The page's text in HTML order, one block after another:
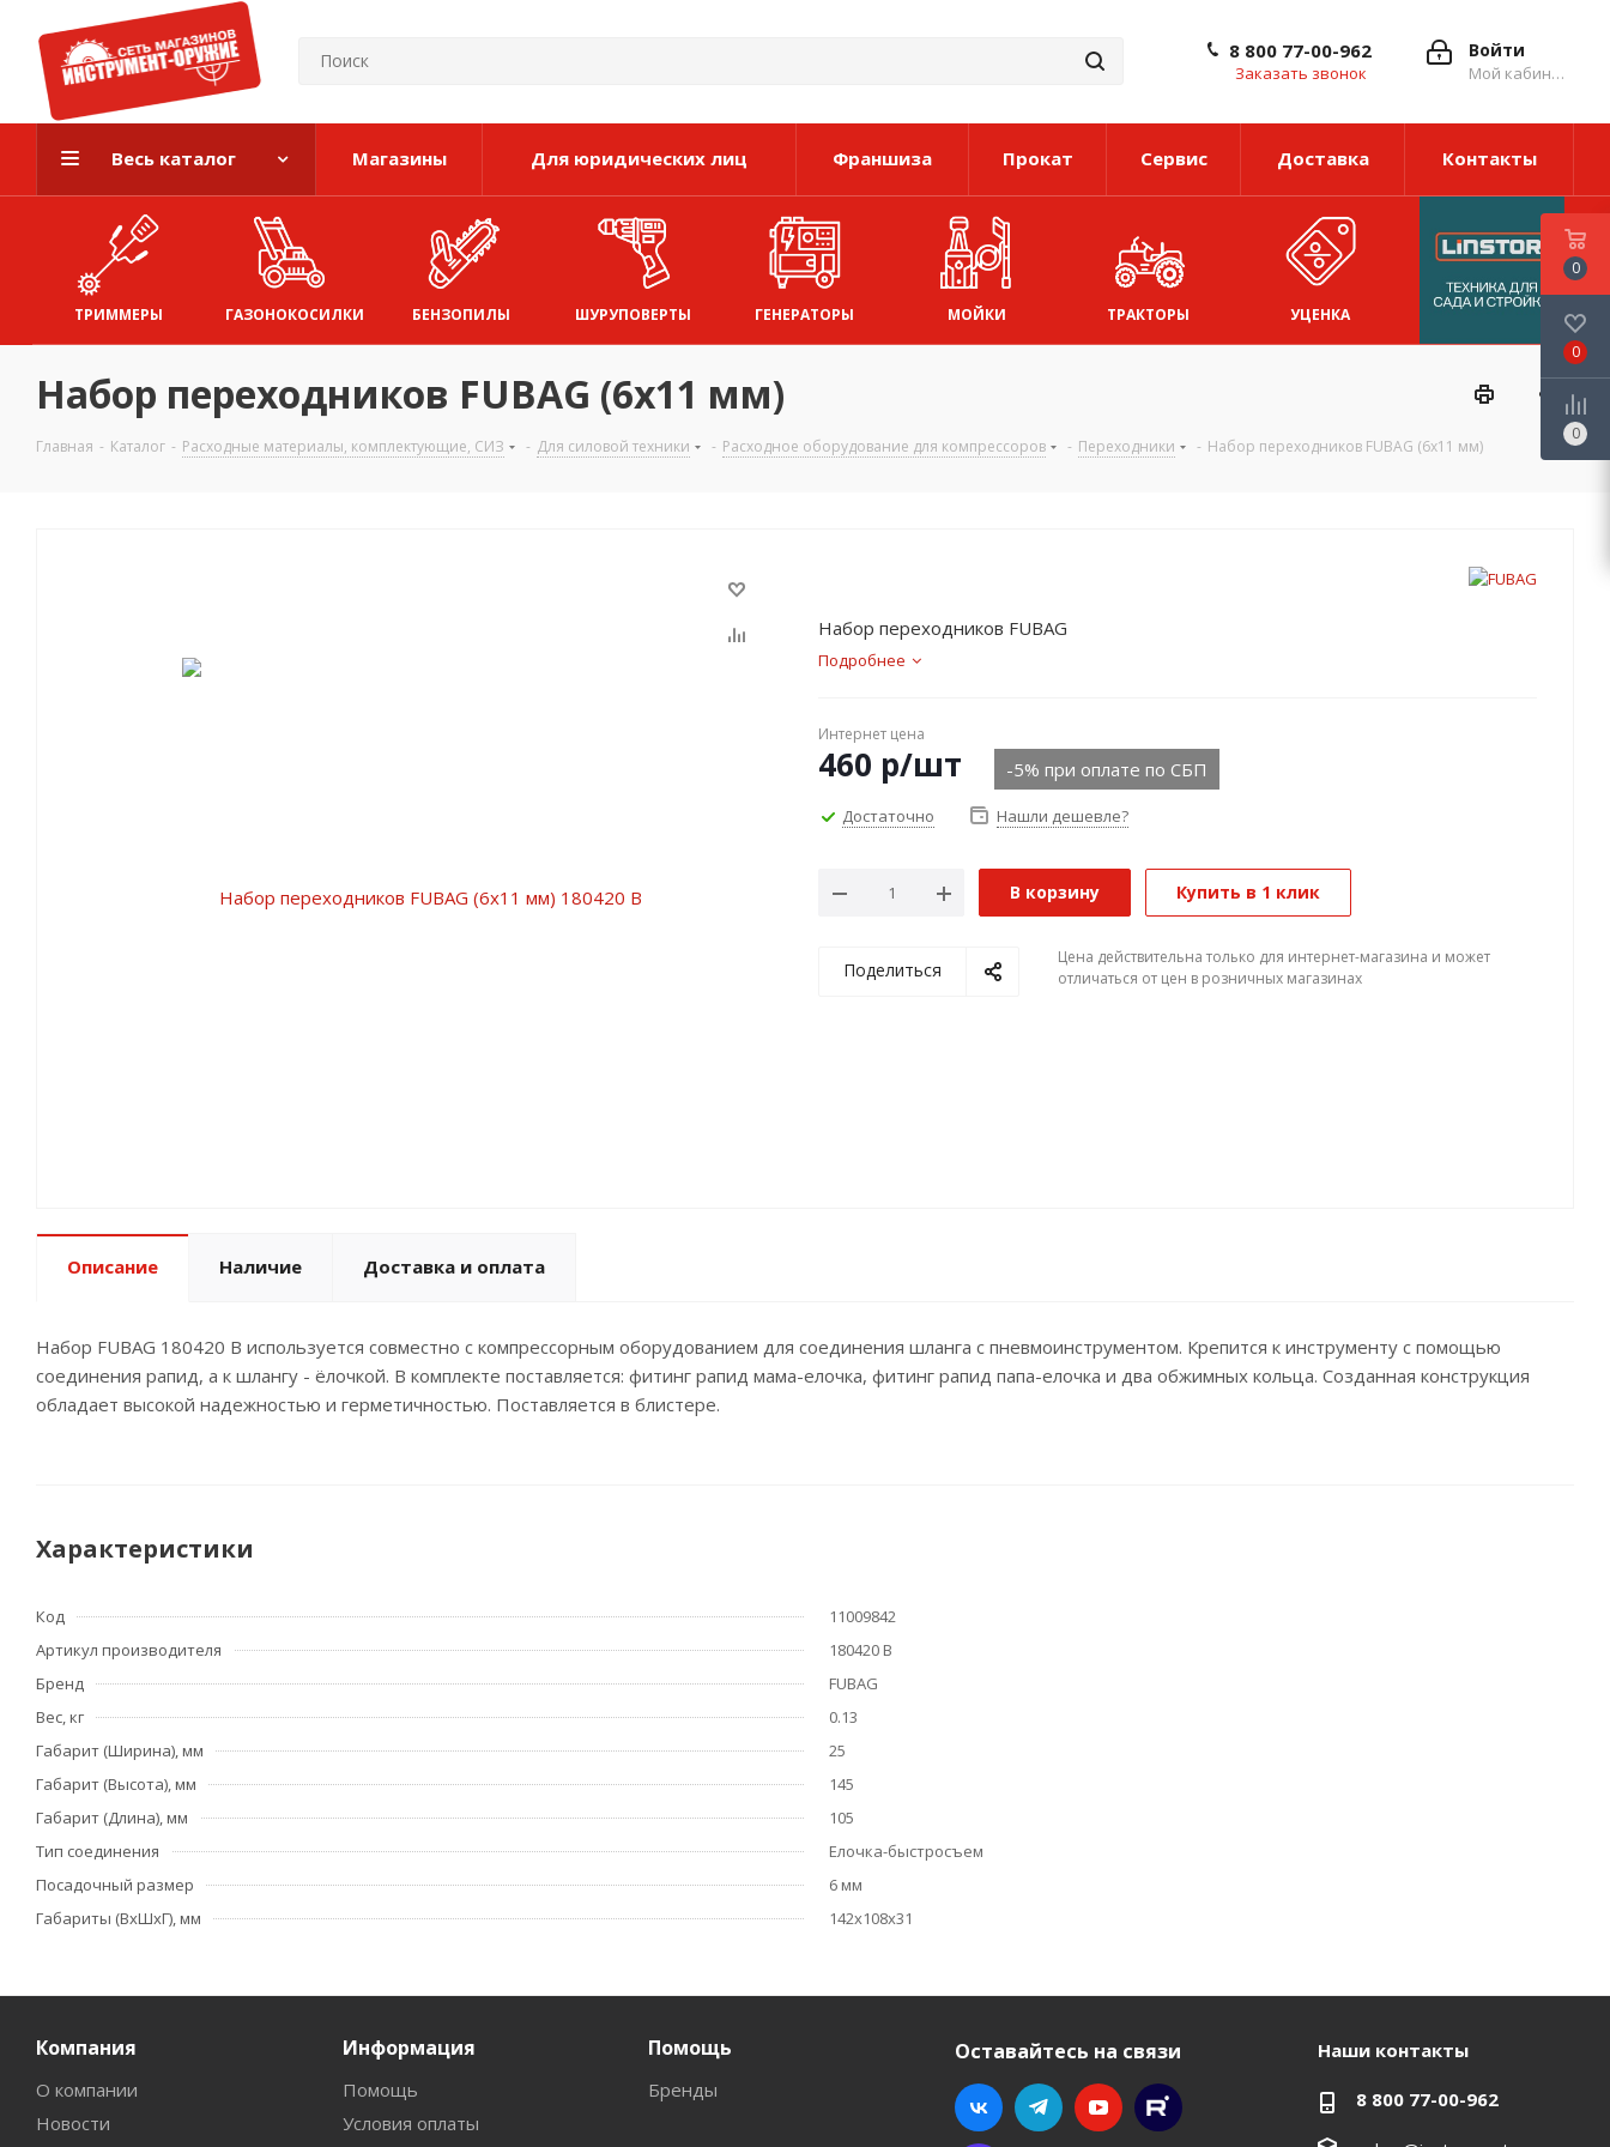
Войти
Мой кабинет
8 800 77-00-962
Заказать звонок
Весь каталог Магазины Для юридических лиц Франшиза Прокат Сервис Доставка Контакты
ТРИММЕРЫ ГАЗОНОКОСИЛКИ БЕНЗОПИЛЫ ШУРУПОВЕРТЫ ГЕНЕРАТОРЫ МОЙКИ ТРАКТОРЫ УЦЕНКА
Набор переходников FUBAG (6x11 мм)
Главная - Каталог - Расходные материалы, комплектующие, СИЗ - Для силовой техники - Расходное оборудование для компрессоров - Переходники - Набор переходников FUBAG (6x11 мм)
Набор переходников FUBAG
Подробнее
Интернет цена
460 р/шт -5% при оплате по СБП
Достаточно Нашли дешевле?
В корзину Купить в 1 клик
Поделиться
Цена действительна только для интернет-магазина и может
отличаться от цен в розничных магазинах
Описание Наличие Доставка и оплата
Набор FUBAG 180420 В используется совместно с компрессорным оборудованием для соединения шланга с пневмоинструментом. Крепится к инструменту с помощью
соединения рапид, а к шлангу - ёлочкой. В комплекте поставляется: фитинг рапид мама-елочка, фитинг рапид папа-елочка и два обжимных кольца. Созданная конструкция
обладает высокой надежностью и герметичностью. Поставляется в блистере.
Характеристики
Код
11009842
Артикул производителя
180420 В
Бренд
FUBAG
Вес, кг
0.13
Габарит (Ширина), мм
25
Габарит (Высота), мм
145
Габарит (Длина), мм
105
Тип соединения
Елочка-быстросъем
Посадочный размер
6 мм
Габариты (ВхШхГ), мм
142х108х31
Компания
О компании
Новости
Информация
Помощь
Условия оплаты
Помощь
Бренды
Оставайтесь на связи Наши контакты
8 800 77-00-962
0
0
0